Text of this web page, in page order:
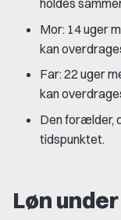
holdes
Mor: 14 uger
kan
Far: 22 uger
kan
Den forælder,
tidspunktet.
Løn